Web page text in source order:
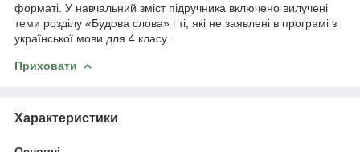
форматі. У навчальний зміст підручника включено вилучені
теми розділу «Будова слова» і ті, які не заявлені в програмі з
української мови для 4 класу.
Приховати
Характеристики